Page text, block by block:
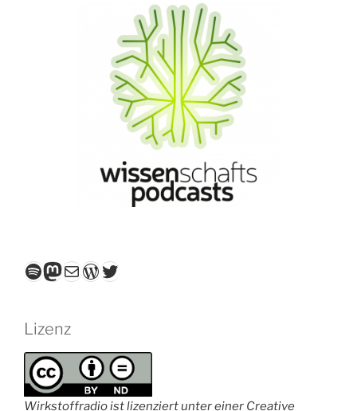
Spotify
Mastodon
E-MailWordPress
Twitter
Lizenz
Wirkstoffradio ist lizenziert unter einer Creative